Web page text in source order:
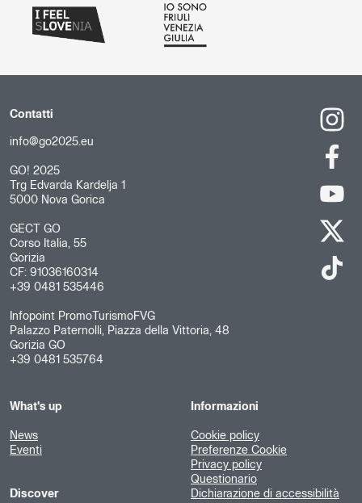
Contatti
info@go2025.eu
GO! 2025
Trg Edvarda Kardelja 1
5000 Nova Gorica
GECT GO
Corso Italia, 55
Gorizia
CF: 91036160314
+39 0481 535446
Infopoint PromoTurismoFVG
Palazzo Paternolli, Piazza della Vittoria, 48
Gorizia GO
+39 0481 535764
What's up
News
Eventi
Discover
Informazioni
Cookie policy
Preferenze Cookie
Privacy policy
Questionario
Dichiarazione di accessibilità